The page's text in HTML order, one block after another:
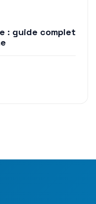
: guide complet